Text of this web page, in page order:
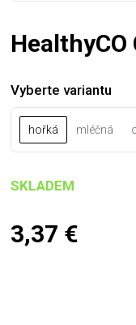
Vyberte variantu
hořká mléčná
SKLADEM
3,37 €